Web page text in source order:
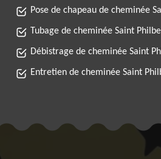
Pose de chapeau de cheminée
Tubage de cheminée Saint
Débistrage de cheminée Saint
Entretien de cheminée Saint